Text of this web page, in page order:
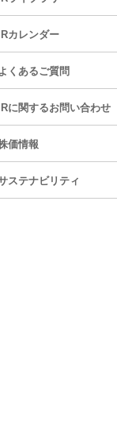
IRカレンダー
くあるご質問
IRに関するお問い合わせ
価情報
ステナビリティ